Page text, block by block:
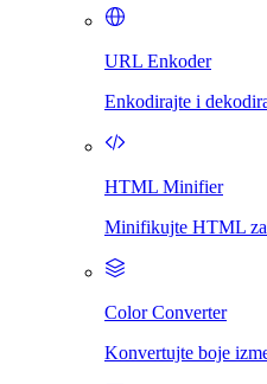
URL Enkoder
Enkodirajte i
HTML Minifier
Minifikujte HTML za
Color Converter
Konvertujte boje